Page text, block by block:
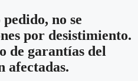
no se
por desistimiento.
de garantías del
afectadas.